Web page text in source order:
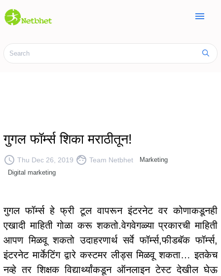
menu
गुगल फॉर्म्स शिका मराठीतून!
access_time Thu Dec 26, 2019 face Team Netbhet
Marketing
Digital marketing
गुगल फॉर्म्स हे फ्री टूल वापरून इंटरनेट वर कोणाकडूनही
एखादी माहिती गोळा करू शकतो.वेगवेगळ्या प्रकारची माहिती
आपण मिळवू शकतो उदाहरणार्थ सर्वे फॉर्म्स,फीडबॅक फॉर्म्स,
इंटरनेट मार्केटिंग द्वारे कस्टमर लीड्स मिळवू शकता… इतकेच
नव्हे तर शिक्षक विद्यार्थ्यांकडून ऑनलाइन टेस्ट देखील घेऊ